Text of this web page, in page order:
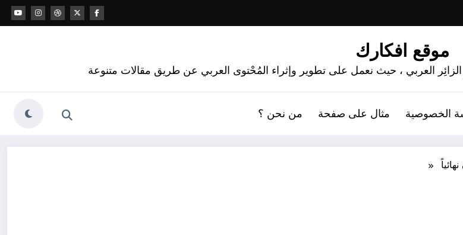
موقع افكارك
العربي ، حيث نعمل على تطوير وإثراء المُحْتوى العربي عن طريق مقالات متنوعة
الخصوصية مثال على صفحة من نحن ؟